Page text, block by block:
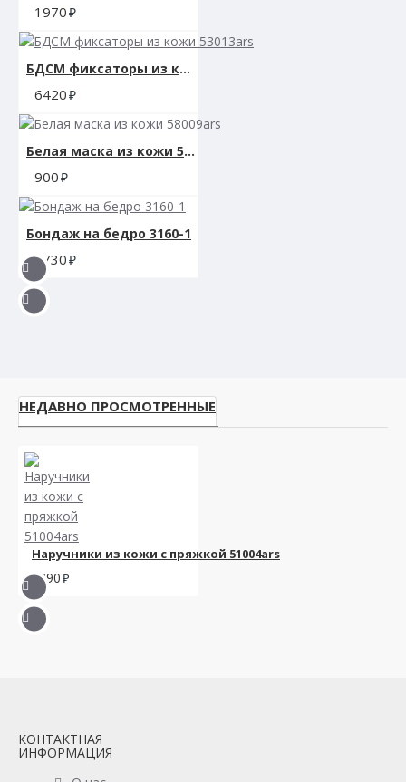
1970
БДСМ фиксаторы из кожи 53013ars
6420
Белая маска из кожи 58009ars
900
Бондаж на бедро 3160-1
1730
НЕДАВНО ПРОСМОТРЕННЫЕ
Наручники из кожи с пряжкой 51004ars
2390
КОНТАКТНАЯ
ИНФОРМАЦИЯ